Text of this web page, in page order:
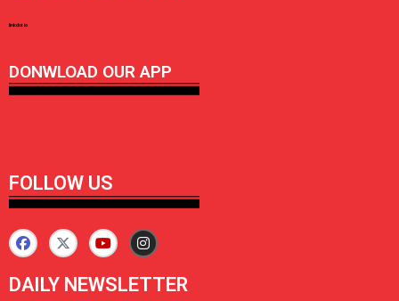
linkdot io
DONWLOAD OUR APP
FOLLOW US
DAILY NEWSLETTER